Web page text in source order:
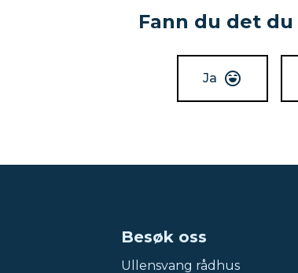
Fann du det
Ja
Besøk oss
Ullensvang rådhus